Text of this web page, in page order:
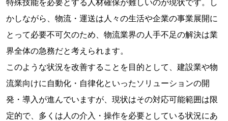
特殊技能を必要とする人材確保が難しいのが現状です。し
かしながら、物流・運送は人々の生活や企業の事業展開に
とって必要不可欠のため、物流業界の人手不足の解決は業
界全体の急務だと考えられます。
このような状況を改善することを目的として、建設業や物
流業向けに自動化・自律化といったソリューションの開
発・導入が進んでいますが、現状はその対応可能範囲は限
定的で、多くは人の介入・操作を必要としている状況にあ